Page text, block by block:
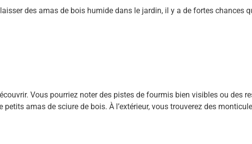
des amas de bois humide dans le jardin, il y a de fortes chances
Vous pourriez noter des pistes de fourmis bien visibles ou des
amas de sciure de bois. À l’extérieur, vous trouverez des